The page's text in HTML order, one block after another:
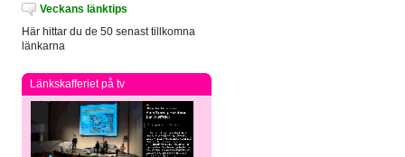
Veckans länktips
Här hittar du de 50 senast tillkomna
länkarna
Länkskafferiet på tv